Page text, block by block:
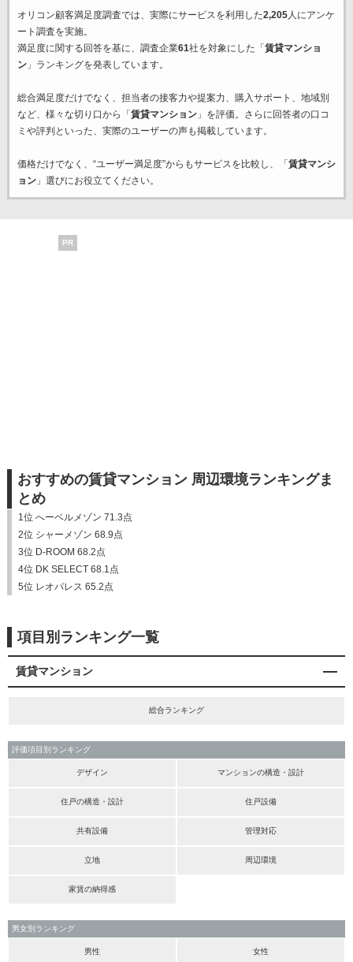
オリコン顧客満足度調査では、実際にサービスを利用した2,205人にアンケ
ート調査を実施。
満足度に関する回答を基に、調査企業61社を対象にした「 賃貸マンショ
ン」ランキングを発表しています。
総合満足度だけでなく、担当者の接客力や提案力、購入サポート、地域別
など、様々な切り口から「 賃貸マンション」を評価。さらに回答者の口コ
ミや評判といった、実際のユーザーの声も掲載しています。
価格だけでなく、“ユーザー満足度”からもサービスを比較し、「 賃貸マンシ
ョン」選びにお役立てください。
PR
おすすめの賃貸マンション 周辺環境ランキングま
とめ
1位 へーベルメゾン 71.3点
2位 シャーメゾン 68.9点
3位 D-ROOM 68.2点
4位 DK SELECT 68.1点
5位 レオパレス 65.2点
項目別ランキング一覧
賃貸マンション
総合ランキング
評価項目別ランキング
デザイン マンションの構造・設計
住戸の構造・設計 住戸設備
共有設備 管理対応
立地 周辺環境
家賃の納得感
男女別ランキング
男性 女性